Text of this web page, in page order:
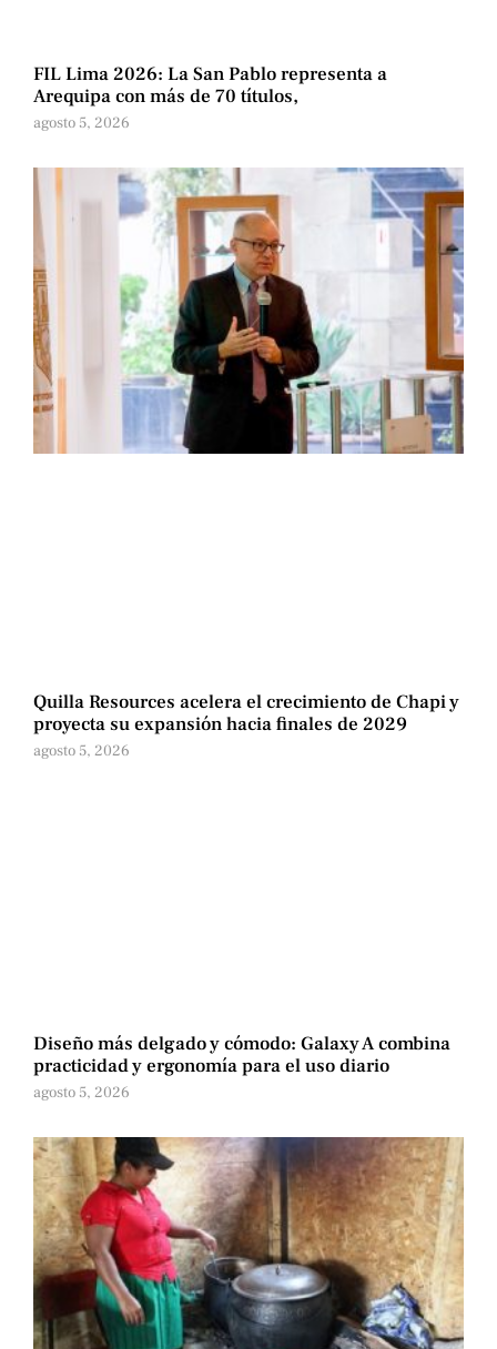
FIL Lima 2026: La San Pablo representa a
Arequipa con más de 70 títulos,
agosto 5, 2026
Quilla Resources acelera el crecimiento de Chapi y
proyecta su expansión hacia finales de 2029
agosto 5, 2026
Diseño más delgado y cómodo: Galaxy A combina
practicidad y ergonomía para el uso diario
agosto 5, 2026